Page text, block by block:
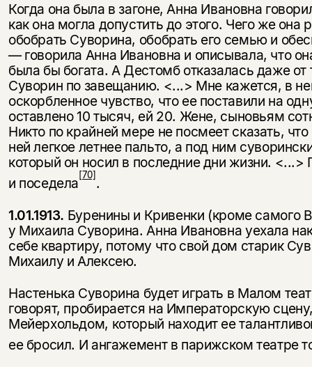
Когда она была в загоне, Анна Ивановна
как она могла допустить до этого. Чего же
обобрать Суворина, обобрать его семью и
— говорила Анна Ивановна и описывала, что
была бы богата. А Дестомб отказалась даже от
Суворин по завещанию. <...> Мне ка­жется, в
оскорбленное чувство, что ее поставили на
оставлено 10 тысяч, ей 20. Жене, сыновьям
Никто по крайней мере не посмеет сказать,
ней легкое летнее пальто, а под ним
который он носил в последние дни жизни.
и поседела[70].
1.01.1913. Буренины и Кривенки (кроме самого
у Михаила Суворина. Анна Ивановна уехала
себе квартиру, потому что свой дом старик
Михаилу и Алексею.
Настенька Суворина будет играть в Малом
говорят, пробирается на Императорскую
Мейерхольдом, который находит ее
ее бросил. И ангажемент в парижском театре